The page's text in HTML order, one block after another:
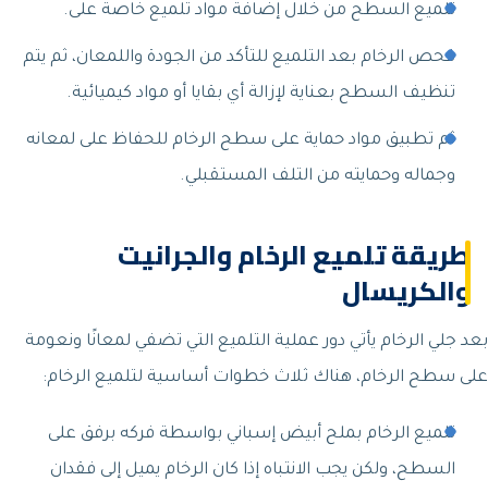
تلميع السطح من خلال إضافة مواد تلميع خاصة على.
فحص الرخام بعد التلميع للتأكد من الجودة واللمعان، ثم يتم
تنظيف السطح بعناية لإزالة أي بقايا أو مواد كيميائية.
ثم تطبيق مواد حماية على سطح الرخام للحفاظ على لمعانه
وجماله وحمايته من التلف المستقبلي.
طريقة تلميع الرخام والجرانيت
والكريسال
بعد جلي الرخام يأتي دور عملية التلميع التي تضفي لمعانًا ونعومة
على سطح الرخام، هناك ثلاث خطوات أساسية لتلميع الرخام:
تلميع الرخام بملح أبيض إسباني بواسطة فركه برفق على
السطح، ولكن يجب الانتباه إذا كان الرخام يميل إلى فقدان